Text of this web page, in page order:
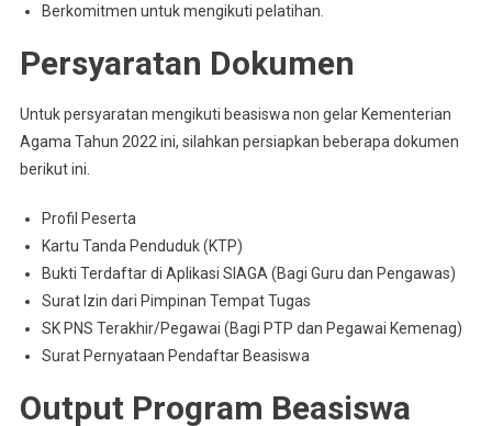
Berkomitmen untuk mengikuti pelatihan.
Persyaratan Dokumen
Untuk persyaratan mengikuti beasiswa non gelar Kementerian
Agama Tahun 2022 ini, silahkan persiapkan beberapa dokumen
berikut ini.
Profil Peserta
Kartu Tanda Penduduk (KTP)
Bukti Terdaftar di Aplikasi SIAGA (Bagi Guru dan Pengawas)
Surat Izin dari Pimpinan Tempat Tugas
SK PNS Terakhir/Pegawai (Bagi PTP dan Pegawai Kemenag)
Surat Pernyataan Pendaftar Beasiswa
Output Program Beasiswa